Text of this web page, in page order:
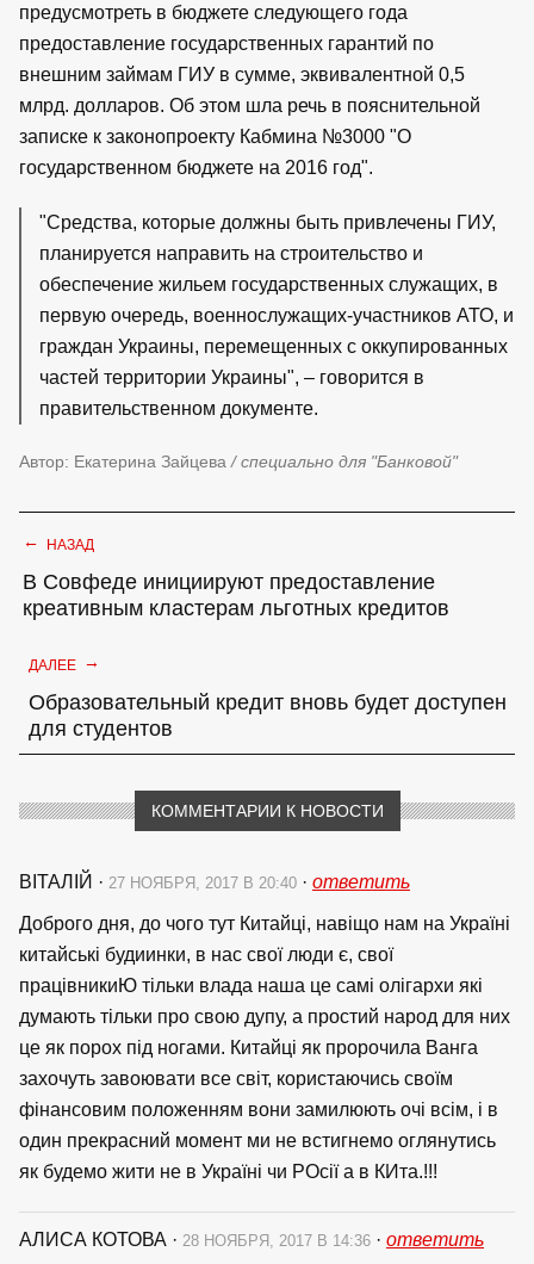
предусмотреть в бюджете следующего года
предоставление государственных гарантий по
внешним займам ГИУ в сумме, эквивалентной 0,5
млрд. долларов. Об этом шла речь в пояснительной
записке к законопроекту Кабмина №3000 "О
государственном бюджете на 2016 год".
"Средства, которые должны быть привлечены ГИУ,
планируется направить на строительство и
обеспечение жильем государственных служащих, в
первую очередь, военнослужащих-участников АТО, и
граждан Украины, перемещенных с оккупированных
частей территории Украины", – говорится в
правительственном документе.
Автор: Екатерина Зайцева / специально для "Банковой"
← НАЗАД
В Совфеде инициируют предоставление
креативным кластерам льготных кредитов
ДАЛЕЕ →
Образовательный кредит вновь будет доступен
для студентов
КОММЕНТАРИИ К НОВОСТИ
ВІТАЛІЙ · 27 НОЯБРЯ, 2017 В 20:40 · ответить
Доброго дня, до чого тут Китайці, навіщо нам на Україні
китайські будиинки, в нас свої люди є, свої
працівникиЮ тільки влада наша це самі олігархи які
думають тільки про свою дупу, а простий народ для них
це як порох під ногами. Китайці як пророчила Ванга
захочуть завоювати все світ, користаючись своїм
фінансовим положенням вони замилюють очі всім, і в
один прекрасний момент ми не встигнемо оглянутись
як будемо жити не в Україні чи РОсії а в КИта.!!!
АЛИСА КОТОВА · 28 НОЯБРЯ, 2017 В 14:36 · ответить